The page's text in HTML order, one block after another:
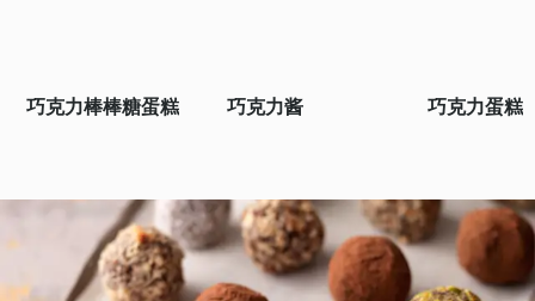
巧克力棒棒糖蛋糕 巧克力酱 巧克力蛋糕